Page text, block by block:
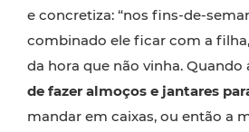
e concretiza: “nos fins-de-
combinado ele ficar com a
da hora que não vinha. Quando
de fazer almoços e jantares
mandar em caixas, ou então a